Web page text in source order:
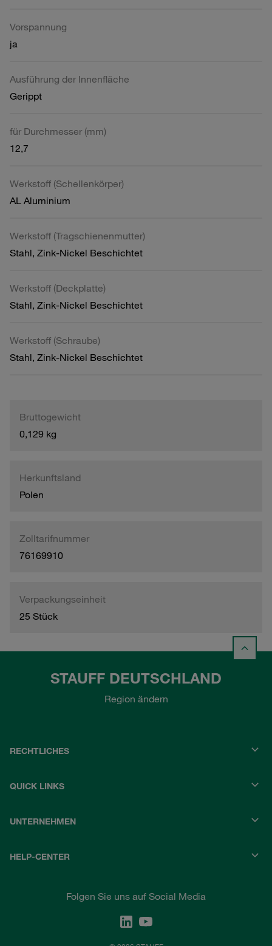
Vorspannung
ja
Ausführung der Innenfläche
Gerippt
für Durchmesser (mm)
12,7
Werkstoff (Schellenkörper)
AL Aluminium
Werkstoff (Tragschienenmutter)
Stahl, Zink-Nickel Beschichtet
Werkstoff (Deckplatte)
Stahl, Zink-Nickel Beschichtet
Werkstoff (Schraube)
Stahl, Zink-Nickel Beschichtet
Bruttogewicht
0,129 kg
Herkunftsland
Polen
Zolltarifnummer
76169910
Verpackungseinheit
25 Stück
STAUFF DEUTSCHLAND
Region ändern
RECHTLICHES
QUICK LINKS
UNTERNEHMEN
HELP-CENTER
Folgen Sie uns auf Social Media